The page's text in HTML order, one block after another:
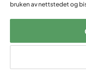
Vi er
bruken av nettstedet og